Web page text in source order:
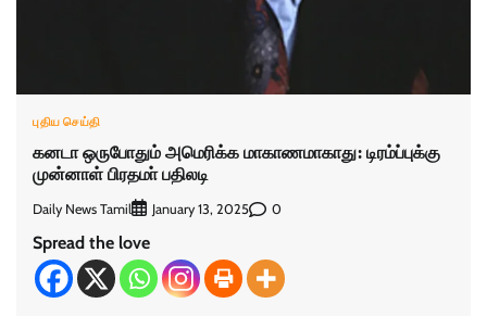
புதிய செய்தி
கனடா ஒருபோதும் அமெரிக்க மாகாணமாகாது: டிரம்ப்புக்கு
முன்னாள் பிரதமா் பதிலடி
Daily News Tamil January 13, 2025 0
Spread the love